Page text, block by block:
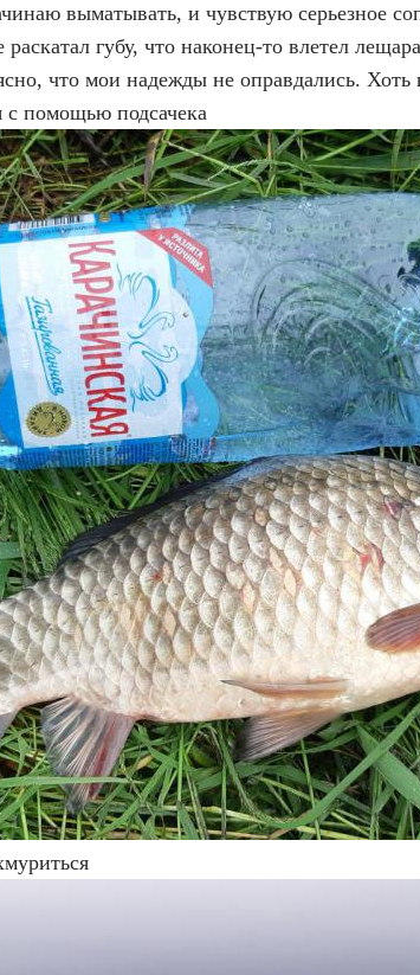
выматывать, и чувствую серьезное
губу, что наконец-то влетел
что мои надежды не оправдались.
с помощью подсачека